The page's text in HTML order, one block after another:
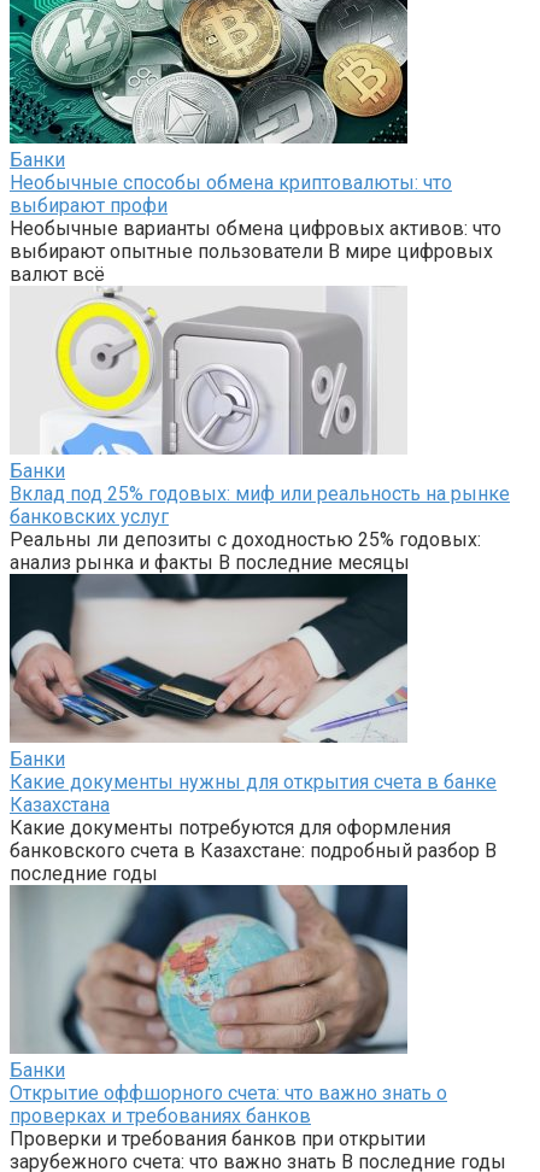
Банки
Необычные способы обмена криптовалюты: что
выбирают профи
Необычные варианты обмена цифровых активов: что
выбирают опытные пользователи В мире цифровых
валют всё
Банки
Вклад под 25% годовых: миф или реальность на рынке
банковских услуг
Реальны ли депозиты с доходностью 25% годовых:
анализ рынка и факты В последние месяцы
Банки
Какие документы нужны для открытия счета в банке
Казахстана
Какие документы потребуются для оформления
банковского счета в Казахстане: подробный разбор В
последние годы
Банки
Открытие оффшорного счета: что важно знать о
проверках и требованиях банков
Проверки и требования банков при открытии
зарубежного счета: что важно знать В последние годы